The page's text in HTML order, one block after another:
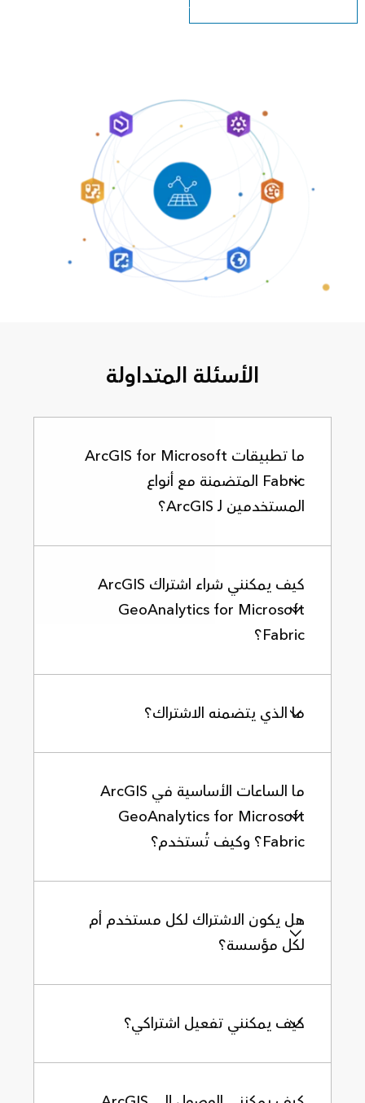
الأسئلة المتداولة
ما تطبيقات ArcGIS for Microsoft
Fabric المتضمنة مع أنواع
المستخدمين لـ ArcGIS؟
كيف يمكنني شراء اشتراك ArcGIS
GeoAnalytics for Microsoft
Fabric؟
ما الذي يتضمنه الاشتراك؟
ما الساعات الأساسية في ArcGIS
GeoAnalytics for Microsoft
Fabric؟ وكيف تُستخدم؟
هل يكون الاشتراك لكل مستخدم أم
لكل مؤسسة؟
كيف يمكنني تفعيل اشتراكي؟